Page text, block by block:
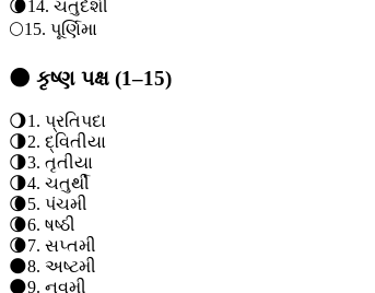
🌘14. ચતુર્દશી
🌕15. પૂર્ણિમા
🌑 કૃષ્ણ પક્ષ (1–15)
🌖1 . પ્રતિપદા
🌗2. દ્વિતીયા
🌗3. તૃતીયા
🌗4. ચતુર્થી
🌘5. પંચમી
🌘6. ષષ્ઠી
🌘7. સપ્તમી
🌑8. અષ્ટમી
🌑9. નવમી